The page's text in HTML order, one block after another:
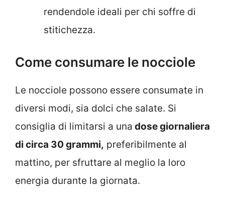
rendendole ideali per chi soffre di
stitichezza.
Come consumare le nocciole
Le nocciole possono essere consumate in
diversi modi, sia dolci che salate. Si
consiglia di limitarsi a una dose giornaliera
di circa 30 grammi, preferibilmente al
mattino, per sfruttare al meglio la loro
energia durante la giornata.